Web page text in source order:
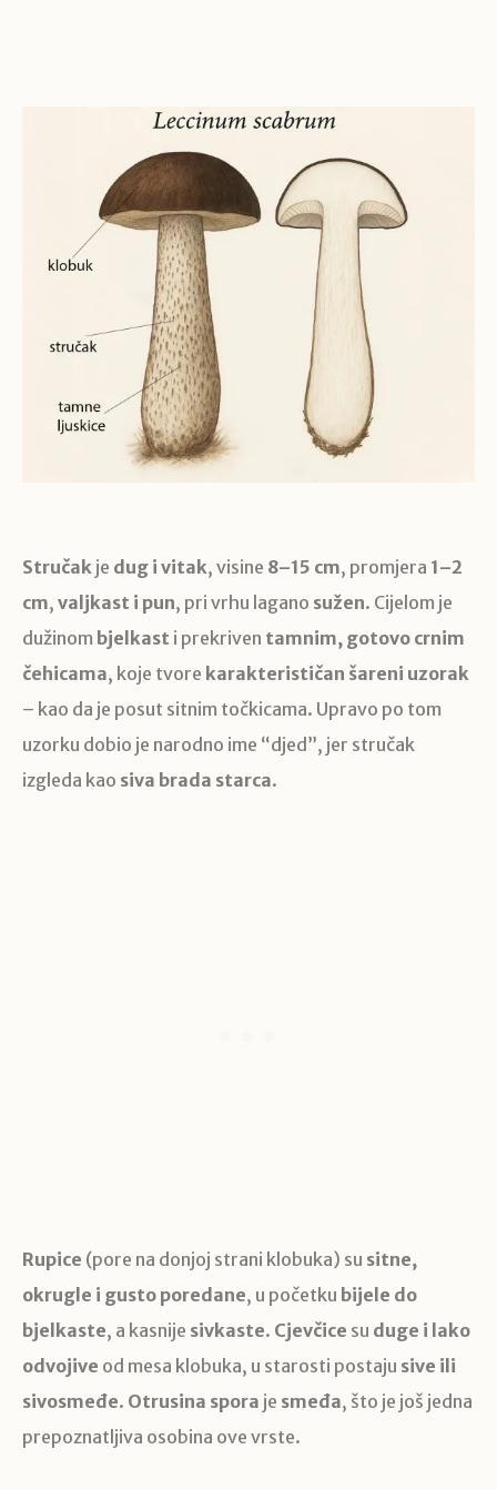
Stručak je dug i vitak, visine 8–15 cm, promjera 1–2
cm, valjkast i pun, pri vrhu lagano sužen. Cijelom je
dužinom bjelkast i prekriven tamnim, gotovo crnim
čehicama, koje tvore karakterističan šareni uzorak
– kao da je posut sitnim točkicama. Upravo po tom
uzorku dobio je narodno ime “djed”, jer stručak
izgleda kao siva brada starca.
Rupice (pore na donjoj strani klobuka) su sitne,
okrugle i gusto poredane, u početku bijele do
bjelkaste, a kasnije sivkaste. Cjevčice su duge i lako
odvojive od mesa klobuka, u starosti postaju sive ili
sivosmeđe. Otrusina spora je smeđa, što je još jedna
prepoznatljiva osobina ove vrste.